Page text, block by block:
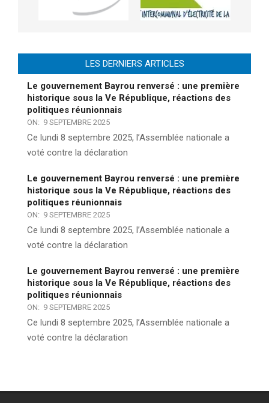
LES DERNIERS ARTICLES
Le gouvernement Bayrou renversé : une première
historique sous la Ve République, réactions des
politiques réunionnais
ON: 9 SEPTEMBRE 2025
Ce lundi 8 septembre 2025, l’Assemblée nationale a
voté contre la déclaration
Le gouvernement Bayrou renversé : une première
historique sous la Ve République, réactions des
politiques réunionnais
ON: 9 SEPTEMBRE 2025
Ce lundi 8 septembre 2025, l’Assemblée nationale a
voté contre la déclaration
Le gouvernement Bayrou renversé : une première
historique sous la Ve République, réactions des
politiques réunionnais
ON: 9 SEPTEMBRE 2025
Ce lundi 8 septembre 2025, l’Assemblée nationale a
voté contre la déclaration